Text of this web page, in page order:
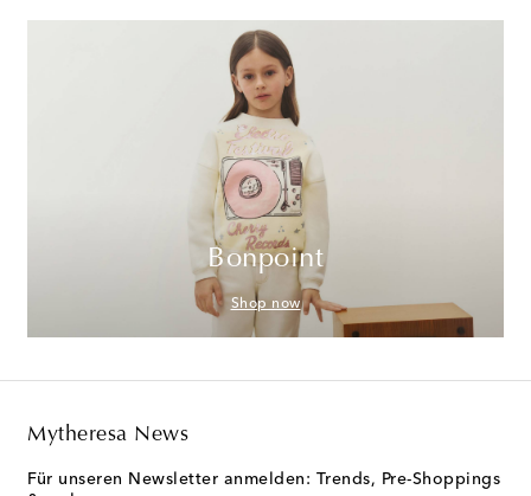
Bonpoint
Shop now
Mytheresa News
Für unseren Newsletter anmelden: Trends, Pre-Shoppings